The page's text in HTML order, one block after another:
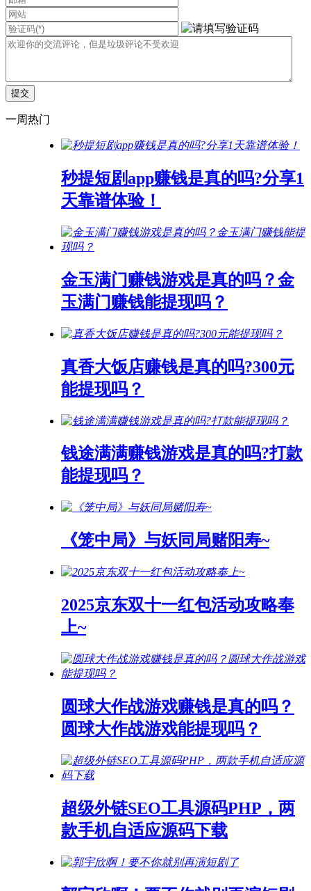
一周热门
秒提短剧app赚钱是真的吗?分享1
天靠谱体验！
金玉满门赚钱游戏是真的吗？金
玉满门赚钱能提现吗？
真香大饭店赚钱是真的吗?300元
能提现吗？
钱途满满赚钱游戏是真的吗?打款
能提现吗？
《笼中局》与妖同局赌阳寿~
2025京东双十一红包活动攻略奉
上~
圆球大作战游戏赚钱是真的吗？
圆球大作战游戏能提现吗？
超级外链SEO工具源码PHP，两
款手机自适应源码下载